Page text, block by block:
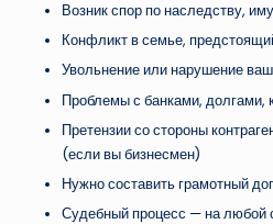
Возник спор по наследству,
Конфликт в семье,
Увольнение или нарушение
Проблемы с банками, долгами,
Претензии со стороны
(если вы бизнесмен)
Нужно составить грамотный
Судебный процесс — на любой